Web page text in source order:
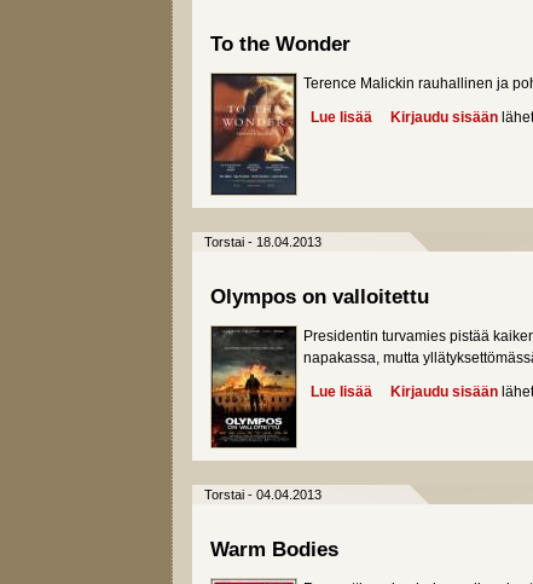
To the Wonder
Terence Malickin rauhallinen ja
Lue lisää about To the Wonder
Kirjaudu sisään
Torstai - 18.04.2013
Olympos on valloitettu
Presidentin turvamies pistää
napakassa, mutta
Lue lisää about Olympos on
Kirjaudu sisään
Torstai - 04.04.2013
Warm Bodies